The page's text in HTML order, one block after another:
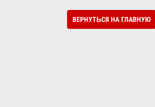
ВЕРНУТЬСЯ НА ГЛАВНУЮ